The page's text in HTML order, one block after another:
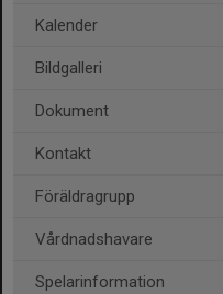
Kalender
Bildgalleri
Dokument
Kontakt
Föräldragrupp
Vårdnadshavare
Spelarinformation